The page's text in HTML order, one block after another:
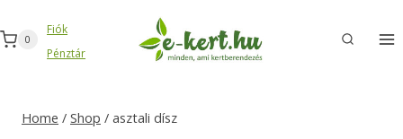
to
content
0
Fiók
Pénztár
Home / Shop / asztali dísz